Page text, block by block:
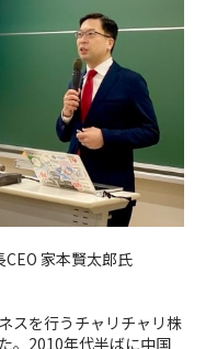
CEO 家本賢太郎氏
スを行うチャリチャリ株
。 2010年代半ばに中国